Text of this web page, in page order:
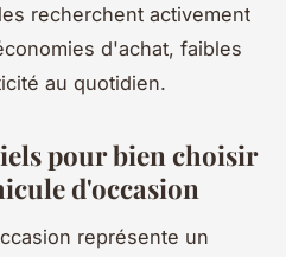
recherchent activement
d'achat, faibles
au quotidien.
pour bien choisir
d'occasion
représente un